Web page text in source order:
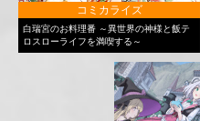
コミカライズ
白瑞宮のお料理番 ～異世界の神様と飯テ
ロスローライフを満喫する～